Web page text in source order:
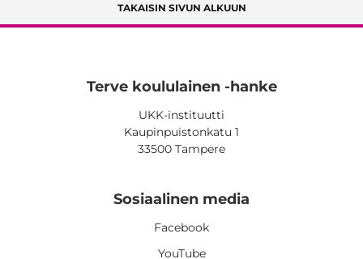
TAKAISIN SIVUN ALKUUN
Terve koululainen -hanke
UKK-instituutti
Kaupinpuistonkatu 1
33500 Tampere
Sosiaalinen media
Facebook
YouTube